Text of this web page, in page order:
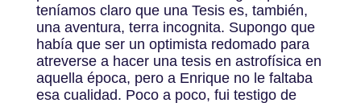
teníamos claro que una Tesis es, también,
una aventura, terra incognita. Supongo que
había que ser un optimista redomado para
atreverse a hacer una tesis en astrofísica en
aquella época, pero a Enrique no le faltaba
esa cualidad. Poco a poco, fui testigo de